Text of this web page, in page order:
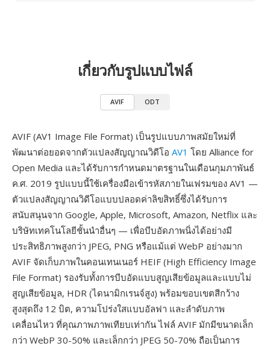
เกี่ยวกับรูปแบบไฟล์
AVIF ODT
AVIF (AV1 Image File Format) เป็นรูปแบบภาพสมัยใหม่ที่
พัฒนาต่อยอดจากตัวแปลงสัญญาณวิดีโอ AV1 โดย Alliance for
Open Media และได้รับการกำหนดมาตรฐานในเดือนกุมภาพันธ์
ค.ศ. 2019 รูปแบบนี้ใช้เครื่องมือเข้ารหัสภายในเฟรมของ AV1 —
ตัวแปลงสัญญาณวิดีโอแบบปลอดค่าลิขสิทธิ์ซึ่งได้รับการ
สนับสนุนจาก Google, Apple, Microsoft, Amazon, Netflix และ
บริษัทเทคโนโลยีชั้นนำอื่นๆ — เพื่อบีบอัดภาพนิ่งได้อย่างมี
ประสิทธิภาพสูงกว่า JPEG, PNG หรือแม้แต่ WebP อย่างมาก
AVIF จัดเก็บภาพในคอนเทนเนอร์ HEIF (High Efficiency Image
File Format) รองรับทั้งการบีบอัดแบบสูญเสียข้อมูลและแบบไม่
สูญเสียข้อมูล, HDR (ไดนามิกเรนจ์สูง) พร้อมขอบเขตสีกว้าง
สูงสุดถึง 12 บิต, ความโปร่งใสแบบอัลฟา และลำดับภาพ
เคลื่อนไหว ที่คุณภาพภาพเทียบเท่ากัน ไฟล์ AVIF มักมีขนาดเล็ก
กว่า WebP 30-50% และเล็กกว่า JPEG 50-70% ถือเป็นการ